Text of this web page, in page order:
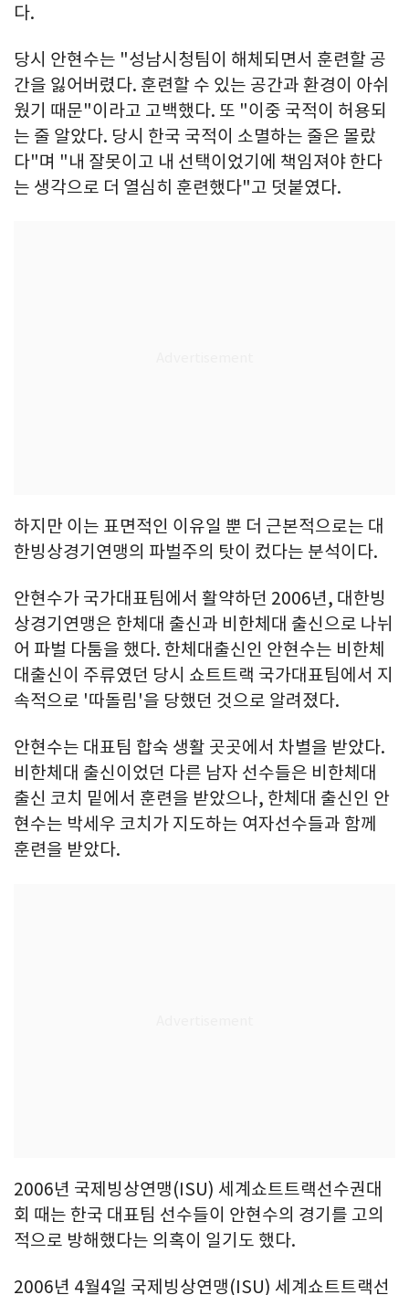
다.
당시 안현수는 "성남시청팀이 해체되면서 훈련할 공
간을 잃어버렸다. 훈련할 수 있는 공간과 환경이 아쉬
웠기 때문"이라고 고백했다. 또 "이중 국적이 허용되
는 줄 알았다. 당시 한국 국적이 소멸하는 줄은 몰랐
다"며 "내 잘못이고 내 선택이었기에 책임져야 한다
는 생각으로 더 열심히 훈련했다"고 덧붙였다.
하지만 이는 표면적인 이유일 뿐 더 근본적으로는 대
한빙상경기연맹의 파벌주의 탓이 컸다는 분석이다.
안현수가 국가대표팀에서 활약하던 2006년, 대한빙
상경기연맹은 한체대 출신과 비한체대 출신으로 나뉘
어 파벌 다툼을 했다. 한체대출신인 안현수는 비한체
대출신이 주류였던 당시 쇼트트랙 국가대표팀에서 지
속적으로 '따돌림'을 당했던 것으로 알려졌다.
안현수는 대표팀 합숙 생활 곳곳에서 차별을 받았다.
비한체대 출신이었던 다른 남자 선수들은 비한체대
출신 코치 밑에서 훈련을 받았으나, 한체대 출신인 안
현수는 박세우 코치가 지도하는 여자선수들과 함께
훈련을 받았다.
2006년 국제빙상연맹(ISU) 세계쇼트트랙선수권대
회 때는 한국 대표팀 선수들이 안현수의 경기를 고의
적으로 방해했다는 의혹이 일기도 했다.
2006년 4월4일 국제빙상연맹(ISU) 세계쇼트트랙선